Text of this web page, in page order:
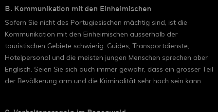
B. Kommunikation mit den Einheimischen
Sofern Sie nicht des Portugiesischen mächtig sind, ist die
Kommunikation mit den Einheimischen ausserhalb der
touristischen Gebiete schwierig. Guides, Transportdienste,
Hotelpersonal und die meisten jungen Menschen sprechen aber
Englisch. Seien Sie sich auch immer gewahr, dass ein grosser Teil
der Bevölkerung arm und die Kriminalität sehr hoch sein kann.